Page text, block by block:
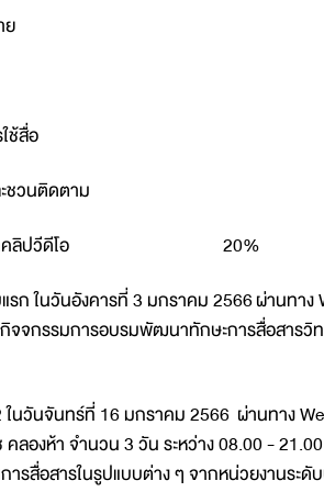
สื่อ
วนติดตาม
นอจากคลิปวีดีโอ 20%
ในวันอังคารที่ 3 มกราคม 2566 ผ่านทาง
จจกรรมการอบรมพัฒนาทักษะการสื่อสารวิ
นจันทร์ที่ 16 มกราคม 2566 ผ่านทาง
ลองห้า จำนวน 3 วัน ระหว่าง 08.00 -
สื่อสารในรูปแบบต่าง ๆ จากหน่วยงานระดับ